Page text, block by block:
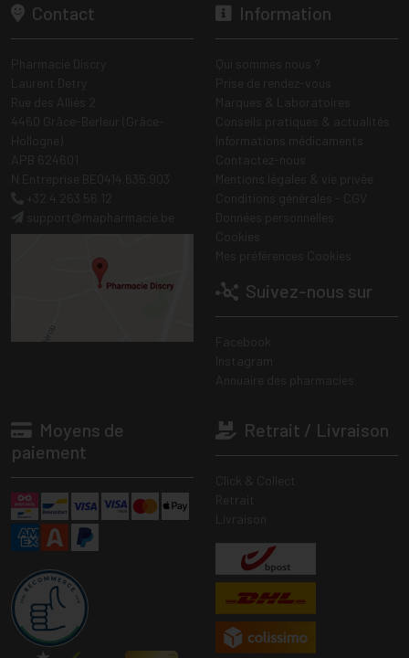
Contact Information
Suivez-nous sur
Moyens de
paiement
Retrait / Livraison